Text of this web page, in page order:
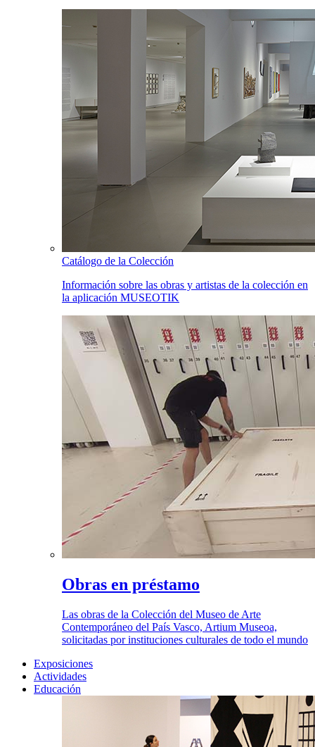
Catálogo de la Colección
Información sobre las obras y artistas de la colección en
la aplicación MUSEOTIK
Obras en préstamo
Las obras de la Colección del Museo de Arte
Contemporáneo del País Vasco, Artium Museoa,
solicitadas por instituciones culturales de todo el mundo
Exposiciones
Actividades
Educación